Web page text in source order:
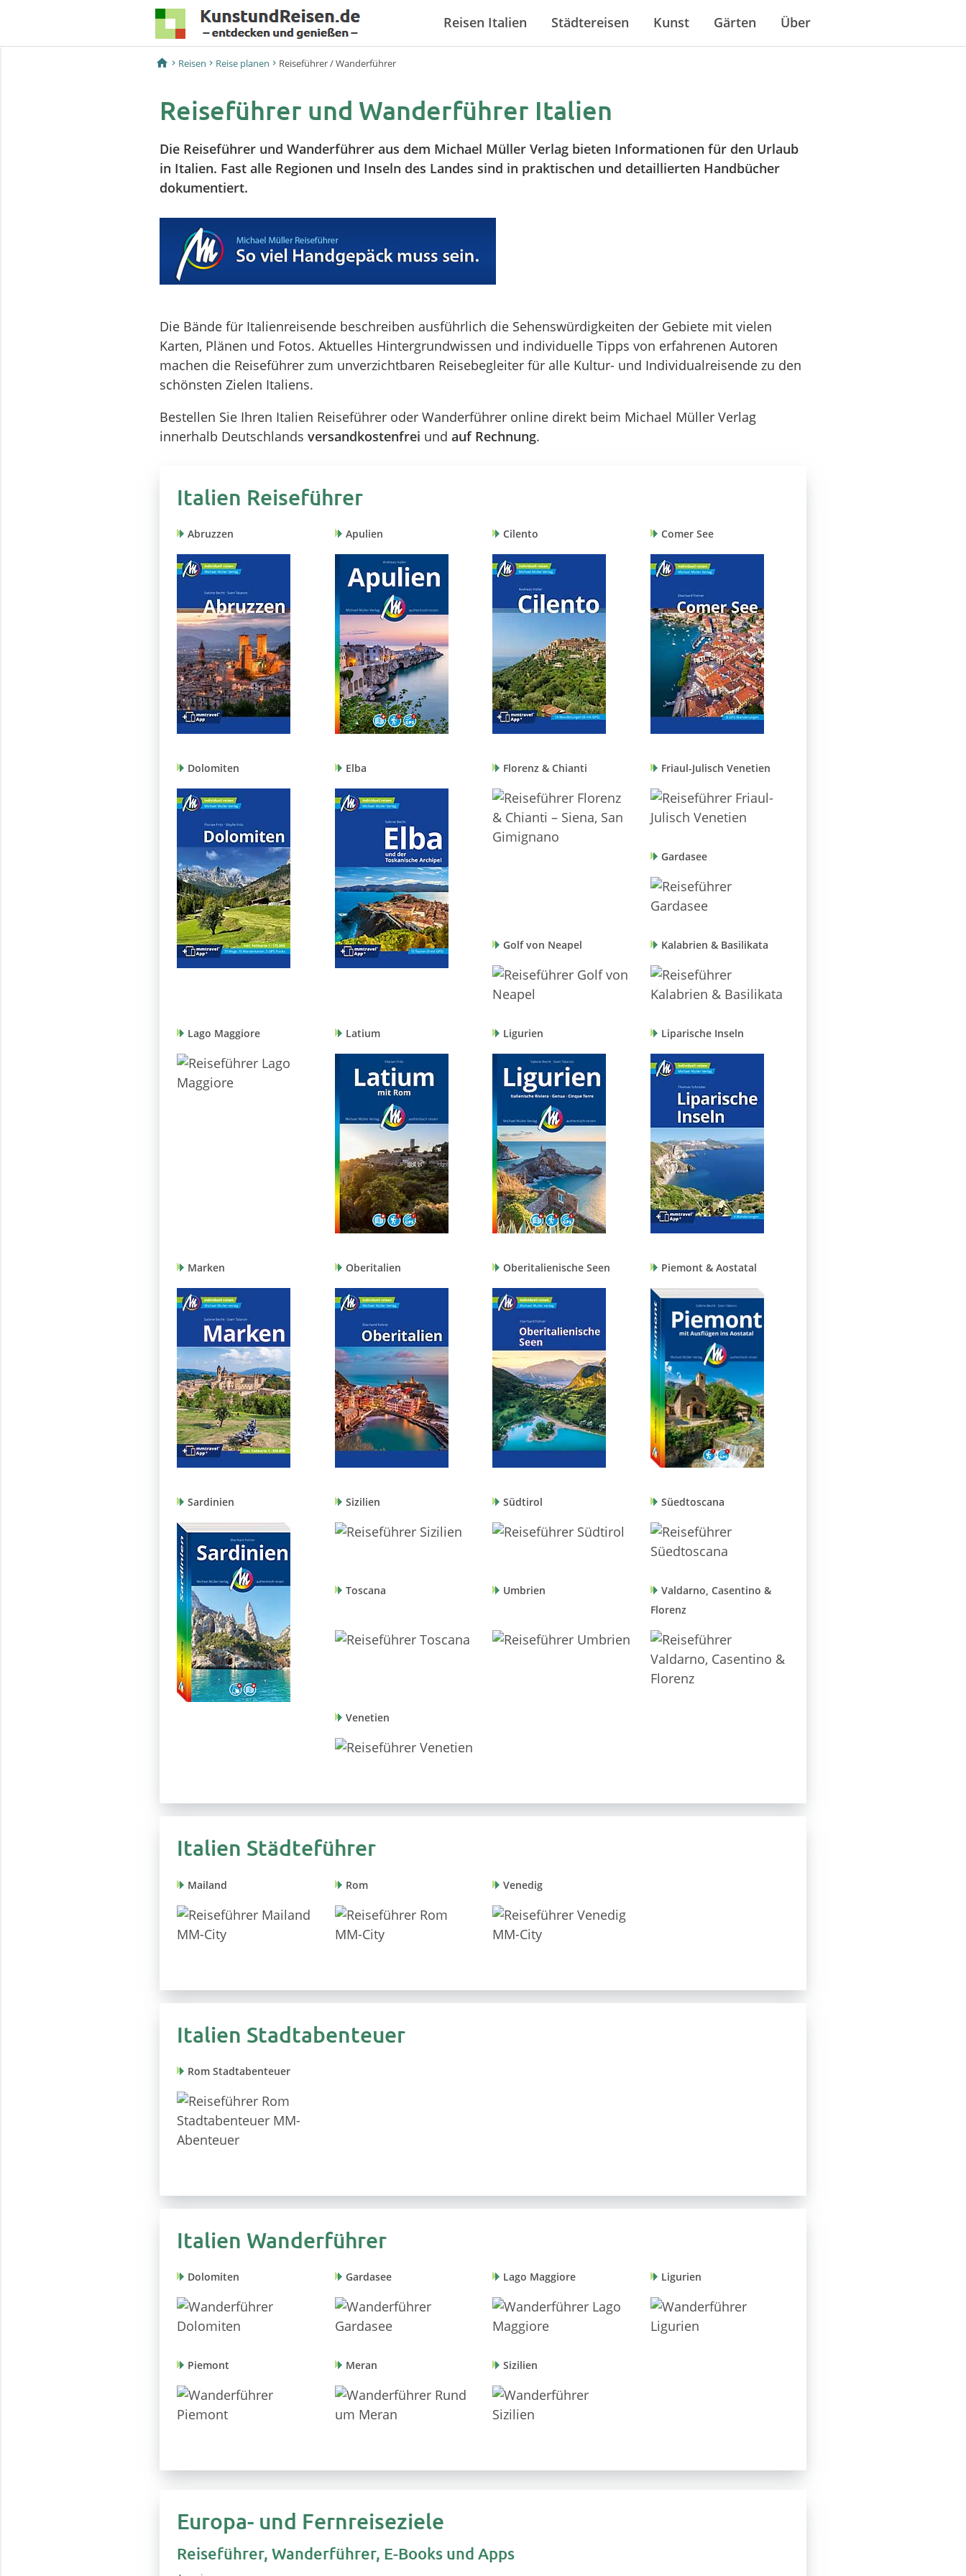
Reisen Italien Städtereisen Kunst Gärten Über
home Reisen Reise planen Reiseführer / Wanderführer
Reiseführer und Wanderführer Italien
Die Reiseführer und Wanderführer aus dem Michael Müller Verlag bieten Informationen für den Urlaub
in Italien. Fast alle Regionen und Inseln des Landes sind in praktischen und detaillierten Handbücher
dokumentiert.
Die Bände für Italienreisende beschreiben ausführlich die Sehenswürdigkeiten der Gebiete mit vielen
Karten, Plänen und Fotos. Aktuelles Hintergrundwissen und individuelle Tipps von erfahrenen Autoren
machen die Reiseführer zum unverzichtbaren Reisebegleiter für alle Kultur- und Individualreisende zu den
schönsten Zielen Italiens.
Bestellen Sie Ihren Italien Reiseführer oder Wanderführer online direkt beim Michael Müller Verlag
innerhalb Deutschlands versandkostenfrei und auf Rechnung.
Italien Reiseführer
Abruzzen Apulien Cilento Comer See
Dolomiten Elba Florenz & Chianti Friaul-Julisch Venetien
Gardasee
Golf von Neapel Kalabrien & Basilikata
Lago Maggiore Latium Ligurien Liparische Inseln
Marken Oberitalien Oberitalienische Seen Piemont & Aostatal
Sardinien Sizilien Südtirol Süedtoscana
Toscana Umbrien
Valdarno, Casentino &
Florenz
Venetien
Italien Städteführer
Mailand Rom Venedig
Italien Stadtabenteuer
Rom Stadtabenteuer
Italien Wanderführer
Dolomiten Gardasee Lago Maggiore Ligurien
Piemont Meran Sizilien
Europa- und Fernreiseziele
Reiseführer, Wanderführer, E-Books und Apps